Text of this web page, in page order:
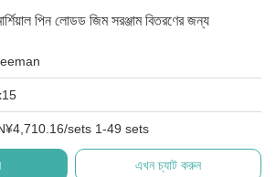
পিন লোডড জিম সরঞ্জাম বিতরণের জন্য
sets 1-49 sets
এখন চ্যাট করুন